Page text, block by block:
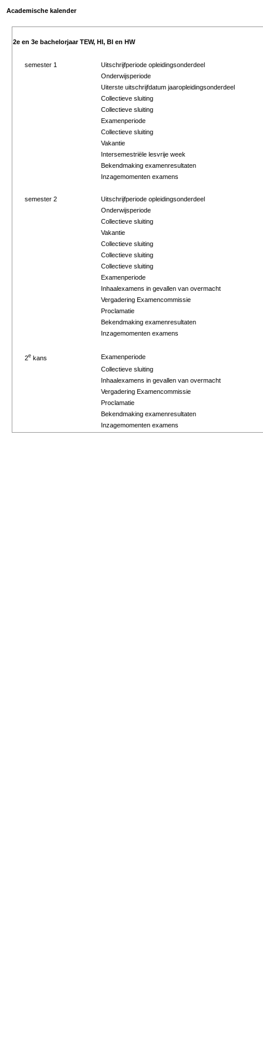
Academische kalender
2e en 3e bachelorjaar TEW, HI, BI en HW
semester 1
Uitschrijfperiode opleidingsonderdeel
Onderwijsperiode
Uiterste uitschrijfdatum jaaropleidingsonderdeel
Collectieve sluiting
Collectieve sluiting
Examenperiode
Collectieve sluiting
Vakantie
Intersemestriële lesvrije week
Bekendmaking examenresultaten
Inzagemomenten examens
semester 2
Uitschrijfperiode opleidingsonderdeel
Onderwijsperiode
Collectieve sluiting
Vakantie
Collectieve sluiting
Collectieve sluiting
Collectieve sluiting
Examenperiode
Inhaalexamens in gevallen van overmacht
Vergadering Examencommissie
Proclamatie
Bekendmaking examenresultaten
Inzagemomenten examens
2e kans
Examenperiode
Collectieve sluiting
Inhaalexamens in gevallen van overmacht
Vergadering Examencommissie
Proclamatie
Bekendmaking examenresultaten
Inzagemomenten examens